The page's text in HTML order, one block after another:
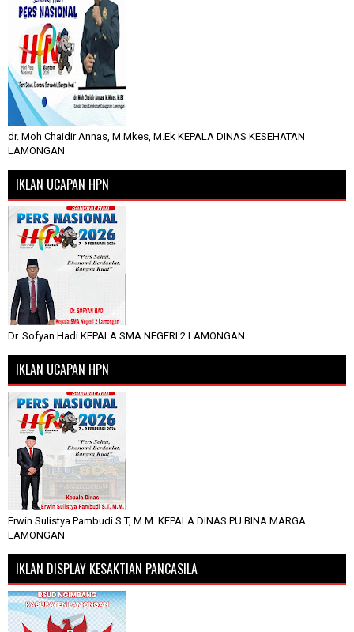
dr. Moh Chaidir Annas, M.Mkes, M.Ek KEPALA DINAS KESEHATAN
LAMONGAN
IKLAN UCAPAN HPN
Dr. Sofyan Hadi KEPALA SMA NEGERI 2 LAMONGAN
IKLAN UCAPAN HPN
Erwin Sulistya Pambudi S.T, M.M. KEPALA DINAS PU BINA MARGA
LAMONGAN
IKLAN DISPLAY KESAKTIAN PANCASILA